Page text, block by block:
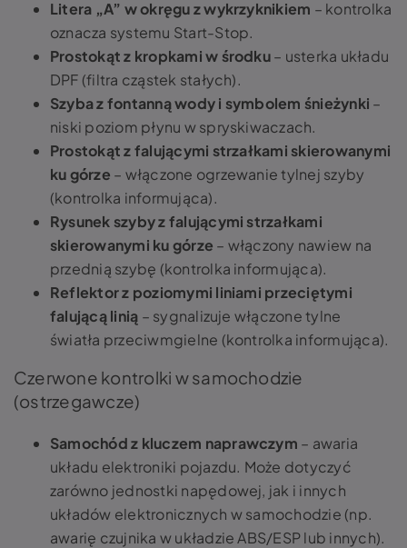
Litera „A” w okręgu z wykrzyknikiem – kontrolka
oznacza systemu Start-Stop.
Prostokąt z kropkami w środku– usterka układu
DPF (filtra cząstek stałych).
Szyba z fontanną wody i symbolem śnieżynki –
niski poziom płynu w spryskiwaczach.
Prostokąt z falującymi strzałkami skierowanymi
ku górze – włączone ogrzewanie tylnej szyby
(kontrolka informująca).
Rysunek szyby z falującymi strzałkami
skierowanymi ku górze – włączony nawiew na
przednią szybę (kontrolka informująca).
Reflektor z poziomymi liniami przeciętymi
falującą linią – sygnalizuje włączone tylne
światła przeciwmgielne (kontrolka informująca).
Czerwone kontrolki w samochodzie
(ostrzegawcze)
Samochód z kluczem naprawczym – awaria
układu elektroniki pojazdu. Może dotyczyć
zarówno jednostki napędowej, jak i innych
układów elektronicznych w samochodzie (np.
awarię czujnika w układzie ABS/ESP lub innych).